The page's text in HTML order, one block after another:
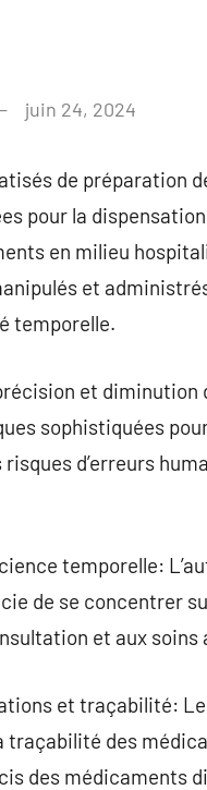
juin 24, 2024
de préparation
pour la
en milieu
et
temporelle.
et
sophistiquées
d’erreurs
temporelle:
de se concentrer
et aux soins
et traçabilité:
traçabilité des
des médicaments